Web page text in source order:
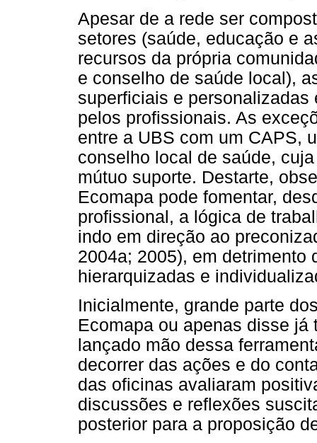
Apesar de a rede ser
setores (saúde, educação e
recursos da própria
e conselho de saúde local),
superficiais e
pelos profissionais. As
entre a UBS com um CAPS,
conselho local de saúde,
mútuo suporte. Destarte,
Ecomapa pode fomentar,
profissional, a lógica de
indo em direção ao
2004a; 2005), em detrimento
hierarquizadas e
Inicialmente, grande parte
Ecomapa ou apenas disse
lançado mão dessa
decorrer das ações e do
das oficinas avaliaram
discussões e reflexões
posterior para a proposição